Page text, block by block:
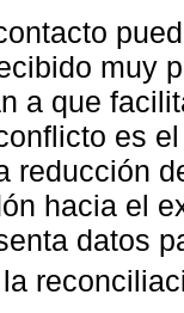
muy
a que
es
reducción
hacia el
datos